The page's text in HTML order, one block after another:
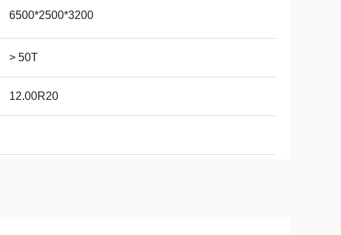
6500*2500*3200
> 50T
12.00R20